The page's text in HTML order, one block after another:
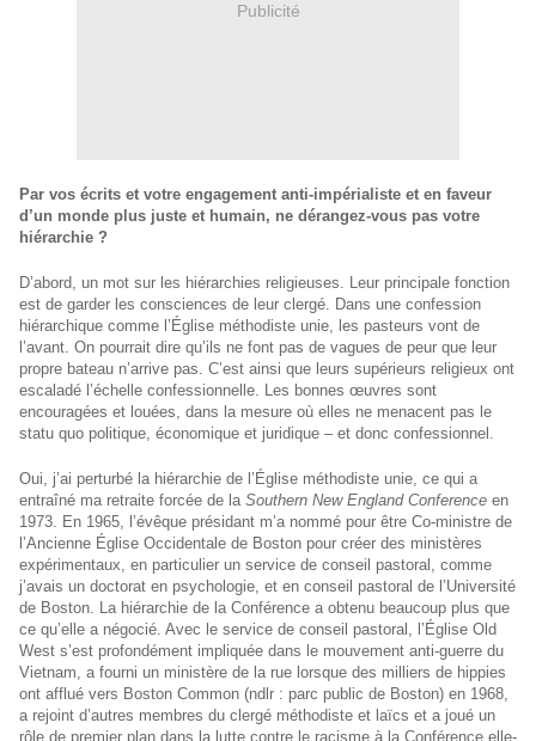
Publicité
Par vos écrits et votre engagement anti-impérialiste et en faveur
d’un monde plus juste et humain, ne dérangez-vous pas votre
hiérarchie ?
D’abord, un mot sur les hiérarchies religieuses. Leur principale fonction
est de garder les consciences de leur clergé. Dans une confession
hiérarchique comme l’Église méthodiste unie, les pasteurs vont de
l’avant. On pourrait dire qu’ils ne font pas de vagues de peur que leur
propre bateau n’arrive pas. C’est ainsi que leurs supérieurs religieux ont
escaladé l’échelle confessionnelle. Les bonnes œuvres sont
encouragées et louées, dans la mesure où elles ne menacent pas le
statu quo politique, économique et juridique – et donc confessionnel.
Oui, j’ai perturbé la hiérarchie de l’Église méthodiste unie, ce qui a
entraîné ma retraite forcée de la Southern New England Conference en
1973. En 1965, l’évêque présidant m’a nommé pour être Co-ministre de
l’Ancienne Église Occidentale de Boston pour créer des ministères
expérimentaux, en particulier un service de conseil pastoral, comme
j’avais un doctorat en psychologie, et en conseil pastoral de l’Université
de Boston. La hiérarchie de la Conférence a obtenu beaucoup plus que
ce qu’elle a négocié. Avec le service de conseil pastoral, l’Église Old
West s’est profondément impliquée dans le mouvement anti-guerre du
Vietnam, a fourni un ministère de la rue lorsque des milliers de hippies
ont afflué vers Boston Common (ndlr : parc public de Boston) en 1968,
a rejoint d’autres membres du clergé méthodiste et laïcs et a joué un
rôle de premier plan dans la lutte contre le racisme à la Conférence elle-